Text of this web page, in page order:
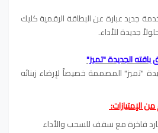
جديد عبارة عن البطاقة الرقمية كليك
"تميز" المصممة خصيصاً لإرضاء زبنائه
الإمتيازات:
فاخرة مع سقف للسحب والأداء